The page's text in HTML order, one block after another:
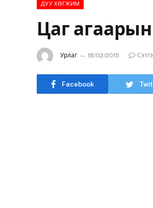
ДУУ ХӨГЖИМ
Цаг
Урлаг 18/02/2015
Facebook